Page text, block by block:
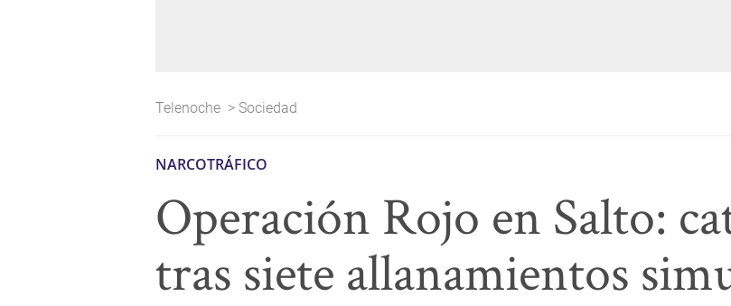
Telenoche > Sociedad
NARCOTRÁFICO
Operación Rojo en Salto:
tras siete allanamientos